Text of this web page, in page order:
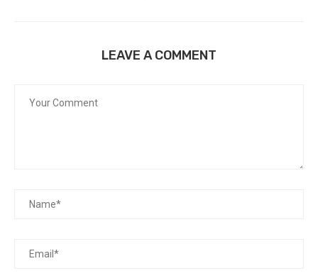
LEAVE A COMMENT